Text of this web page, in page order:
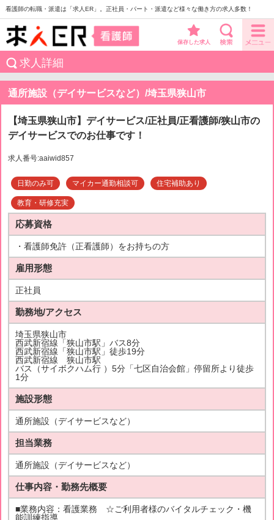
看護師の転職・派遣は「求人ER」。正社員・パート・派遣など様々な働き方の求人多数！
保存した求人
求人詳細
通所施設（デイサービスなど）/埼玉県狭山市
【埼玉県狭山市】デイサービス/正社員/正看護師/狭山市の
デイサービスでのお仕事です！
求人番号:aaiwid857
日勤のみ可 マイカー通勤相談可 住宅補助あり
教育・研修充実
応募資格
・看護師免許（正看護師）をお持ちの方
雇用形態
正社員
勤務地/アクセス
埼玉県狭山市
西武新宿線「狭山市駅」バス8分
西武新宿線「狭山市駅」徒歩19分
西武新宿線 狭山市駅
バス（サイボクハム行 ）5分「七区自治会館」停留所より徒歩
1分
施設形態
通所施設（デイサービスなど）
担当業務
通所施設（デイサービスなど）
仕事内容・勤務先概要
■業務内容：看護業務 ☆ご利用者様のバイタルチェック・機
能訓練指導